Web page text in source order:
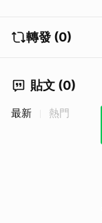
轉發 (0)
貼文 (0)
最新 熱門